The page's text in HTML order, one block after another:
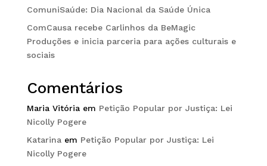
ComuniSaúde: Dia Nacional da Saúde Única
ComCausa recebe Carlinhos da BeMagic
Produções e inicia parceria para ações culturais e
sociais
Comentários
Maria Vitóriaem Petição Popular por Justiça: Lei
Nicolly Pogere
Katarinaem Petição Popular por Justiça: Lei
Nicolly Pogere